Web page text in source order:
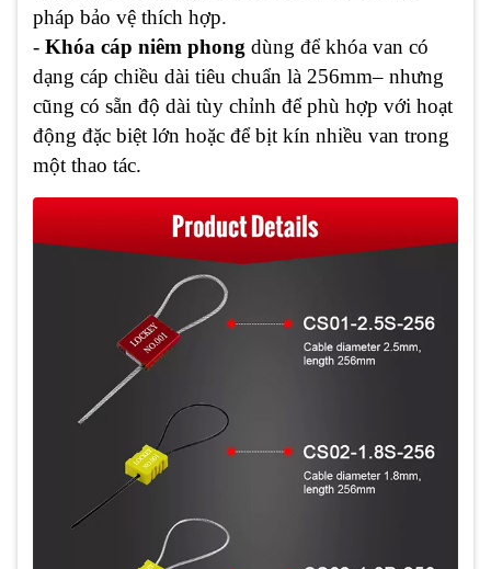
pháp bảo vệ thích hợp.
- Khóa cáp niêm phong dùng để khóa van có
dạng cáp chiều dài tiêu chuẩn là 256mm– nhưng
cũng có sẵn độ dài tùy chỉnh để phù hợp với hoạt
động đặc biệt lớn hoặc để bịt kín nhiều van trong
một thao tác.